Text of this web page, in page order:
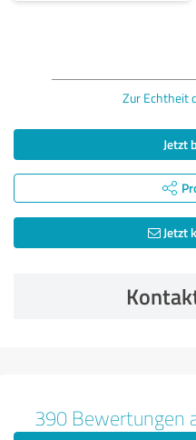
Zur Echtheit
Jetzt
Jetzt
5,00 von 5
390 Bewertungen